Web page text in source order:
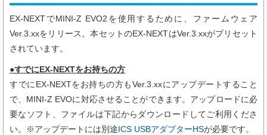
EX-NEXTでMINI-Z EVO2 を使用するために、ファームウェア
Ver.3.xxをリリース。本セットのEX-NEXTはVer.3.xxがプリセット
されています。
●すでにEX-NEXTをお持ちの方
すでにEX-NEXTをお持ちの方もVer.3.xxにアップデートすること
で、 MINI-Z EVOに対応させることができます。アップロードに必
要なソフト、ファイルは下記からダウンロードしてご利用くださ
い。※アップデートには別途ICS USBアダプターHSが必要です。